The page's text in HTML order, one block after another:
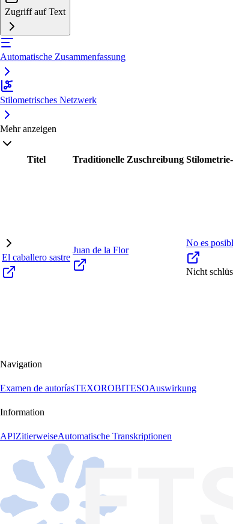
Zugriff auf Text
Automatische Zusammenfassung
Stilometrisches Netzwerk
Mehr anzeigen
Titel Traditionelle Zuschreibung
El caballero sastre
Juan de la Flor
No es
Nicht
Navigation
Examen de autoríasTEXOROBITESOAuswirkung
Information
APIZitierweiseAutomatische Transkriptionen